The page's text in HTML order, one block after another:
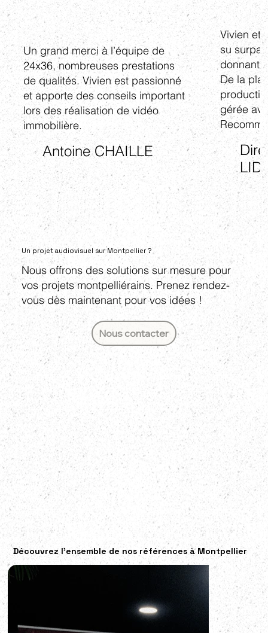
Un grand merci à l’équipe de
24x36, nombreuses prestations
de qualités. Vivien est passionné
et apporte des conseils important
lors des réalisation de vidéo
immobilière.
Antoine CHAILLE
Vivien et
su
donnant
De la
gérée
Nous contacter
Nous offrons des solutions sur mesure pour
vos projets montpelliérains. Prenez rendez-
vous dès maintenant pour vos idées !
Un projet audiovisuel sur Montpellier ?
Découvrez l'ensemble de nos références à Montpellier